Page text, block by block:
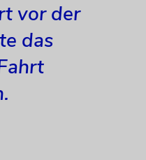
vor der
das